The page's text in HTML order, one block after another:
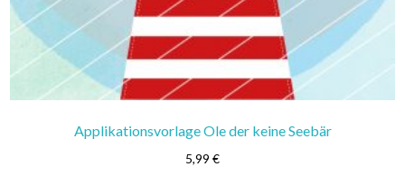
Applikationsvorlage Ole der keine Seebär
5,99 €